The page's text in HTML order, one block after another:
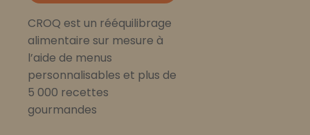
CROQ est un rééquilibrage
alimentaire sur mesure à
l’aide de menus
personnalisables et plus de
5 000 recettes
gourmandes